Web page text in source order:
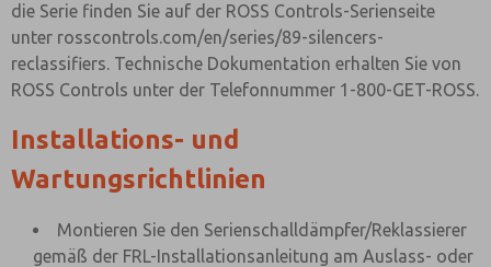
die Serie finden Sie auf der ROSS Controls-Serienseite
unter rosscontrols.com/en/series/89-silencers-
reclassifiers. Technische Dokumentation erhalten Sie von
ROSS Controls unter der Telefonnummer 1-800-GET-ROSS.
Installations- und
Wartungsrichtlinien
Montieren Sie den Serienschalldämpfer/Reklassierer
gemäß der FRL-Installationsanleitung am Auslass- oder